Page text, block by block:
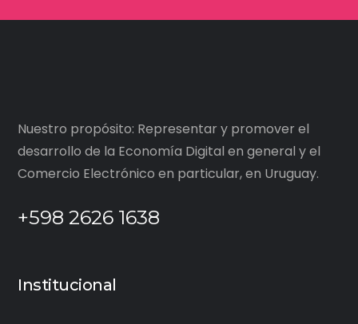
Nuestro propósito: Representar y promover el
desarrollo de la Economía Digital en general y el
Comercio Electrónico en particular, en Uruguay.
+598 2626 1638
Institucional